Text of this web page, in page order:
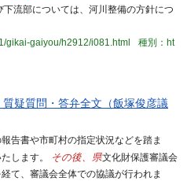
流部については、河川整備の方針につ
gikai-gaiyou/h2912/i081.html
種別：ht
疑質問・答弁全文（飯塚俊彦議
告書や市町村の指定状況などを踏ま
します。
その後、県文化財保護審議会
て、審議会全体での協議が行われま